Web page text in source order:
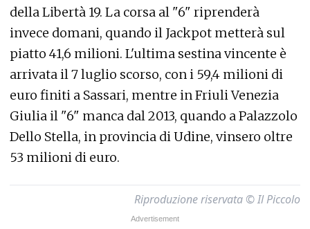
della Libertà 19. La corsa al "6" riprenderà
invece domani, quando il Jackpot metterà sul
piatto 41,6 milioni. L'ultima sestina vincente è
arrivata il 7 luglio scorso, con i 59,4 milioni di
euro finiti a Sassari, mentre in Friuli Venezia
Giulia il "6" manca dal 2013, quando a Palazzolo
Dello Stella, in provincia di Udine, vinsero oltre
53 milioni di euro.
Riproduzione riservata © Il Piccolo